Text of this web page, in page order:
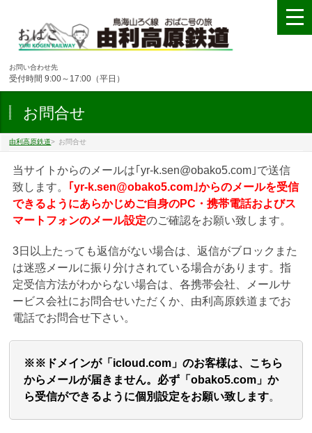
お問い合わせ先
受付時間 9:00～17:00（平日）
お問合せ
由利高原鉄道> お問合せ
当サイトからのメールは｢yr-k.sen@obako5.com｣で送信
致します。 ｢yr-k.sen@obako5.com｣からのメールを受信
できるようにあらかじめご自身のPC・携帯電話およびス
マートフォンのメール設定のご確認をお願い致します。
3日以上たっても返信がない場合は、返信がブロックまた
は迷惑メールに振り分けされている場合があります。指
定受信方法がわからない場合は、各携帯会社、メールサ
ービス会社にお問合せいただくか、由利高原鉄道までお
電話でお問合せ下さい。
※※ドメインが「icloud.com」のお客様は、こちら
からメールが届きません。必ず「obako5.com」か
ら受信ができるように個別設定をお願い致します。